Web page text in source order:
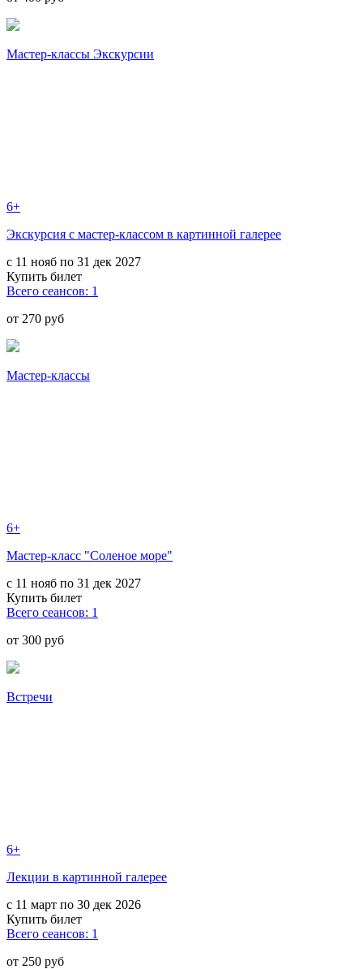
Мастер-классы Экскурсии
6+
Экскурсия с мастер-классом в картинной галерее
с 11 нояб по 31 дек 2027
Купить билет
Всего сеансов: 1
от 270 руб
Мастер-классы
6+
Мастер-класс "Соленое море"
с 11 нояб по 31 дек 2027
Купить билет
Всего сеансов: 1
от 300 руб
Встречи
6+
Лекции в картинной галерее
с 11 март по 30 дек 2026
Купить билет
Всего сеансов: 1
от 250 руб